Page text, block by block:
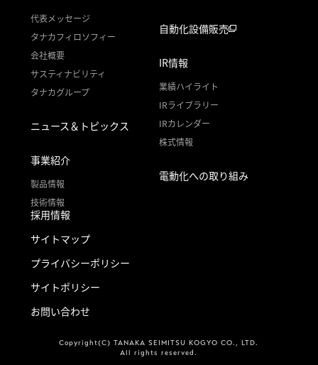
代表メッセージ
タナカフィロソフィー
会社概要
サスティナビリティ
タナカグループ
ニュース＆トピックス
事業紹介
製品情報
技術情報
自動化設備販売
IR情報
業績ハイライト
IRライブラリー
IRカレンダー
株式情報
電動化への取り組み
採用情報
サイトマップ
プライバシーポリシー
サイトポリシー
お問い合わせ
Copyright(C) TANAKA SEIMITSU KOGYO CO., LTD.
All rights reserved.